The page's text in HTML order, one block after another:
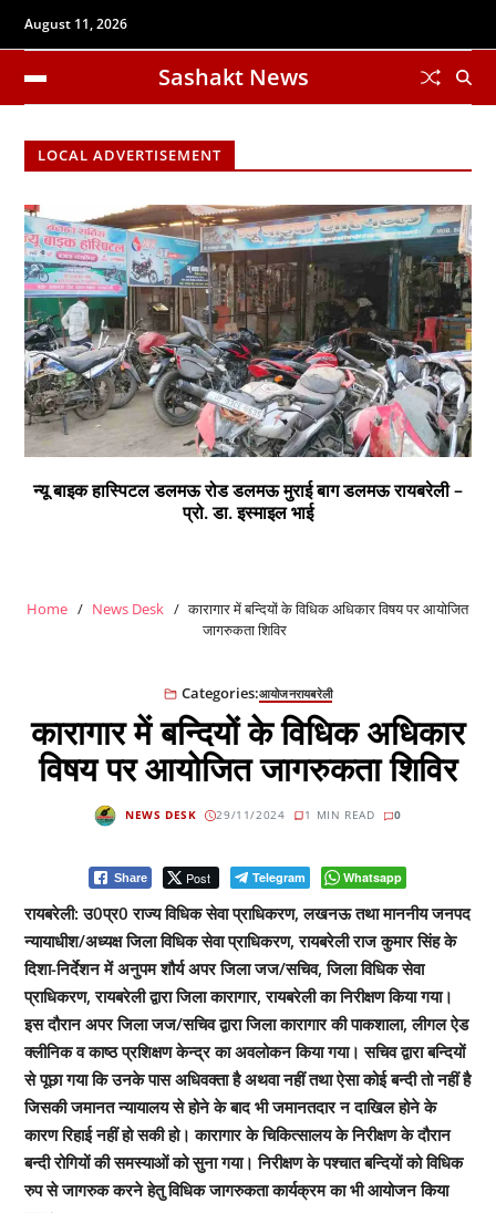
August 11, 2026
Sashakt News
LOCAL ADVERTISEMENT
न्यू बाइक हास्पिटल डलमऊ रोड डलमऊ मुराई बाग डलमऊ रायबरेली –
प्रो. डा. इस्माइल भाई
Home News Desk
कारागार में बन्दियों के विधिक अधिकार विषय पर आयोजित
जागरुकता शिविर
Categories:आयोजनरायबरेली
कारागार में बन्दियों के विधिक अधिकार
विषय पर आयोजित जागरुकता शिविर
NEWS DESK 29/11/2024 1 MIN READ 0
Share Post Telegram Whatsapp
रायबरेली: उ0प्र0 राज्य विधिक सेवा प्राधिकरण, लखनऊ तथा माननीय जनपद
न्यायाधीश/अध्यक्ष जिला विधिक सेवा प्राधिकरण, रायबरेली राज कुमार सिंह के
दिशा-निर्देशन में अनुपम शौर्य अपर जिला जज/सचिव, जिला विधिक सेवा
प्राधिकरण, रायबरेली द्वारा जिला कारागार, रायबरेली का निरीक्षण किया गया।
इस दौरान अपर जिला जज/सचिव द्वारा जिला कारागार की पाकशाला, लीगल ऐड
क्लीनिक व काष्ठ प्रशिक्षण केन्द्र का अवलोकन किया गया। सचिव द्वारा बन्दियों
से पूछा गया कि उनके पास अधिवक्ता है अथवा नहीं तथा ऐसा कोई बन्दी तो नहीं है
जिसकी जमानत न्यायालय से होने के बाद भी जमानतदार न दाखिल होने के
कारण रिहाई नहीं हो सकी हो। कारागार के चिकित्सालय के निरीक्षण के दौरान
बन्दी रोगियों की समस्याओं को सुना गया। निरीक्षण के पश्चात बन्दियों को विधिक
रुप से जागरुक करने हेतु विधिक जागरुकता कार्यक्रम का भी आयोजन किया